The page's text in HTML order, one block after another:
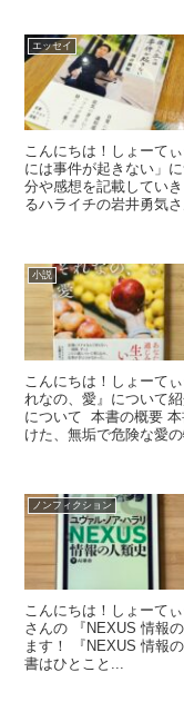
エッセイ
こんにちは！しょーて
には事件が起きない」
分や感想を記載してい
るハライチの岩井勇気
小説
こんにちは！しょーて
れなの、愛』について
について 本書の概要
けた、無垢で危険な愛の
ノンフィクション
こんにちは！しょーて
さんの 『NEXUS 情報
ます！ 『NEXUS 情報
書はひとこと...